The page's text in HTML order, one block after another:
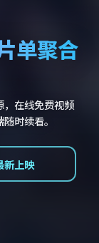
单聚合
，在线免费视频
时续看。
新上映